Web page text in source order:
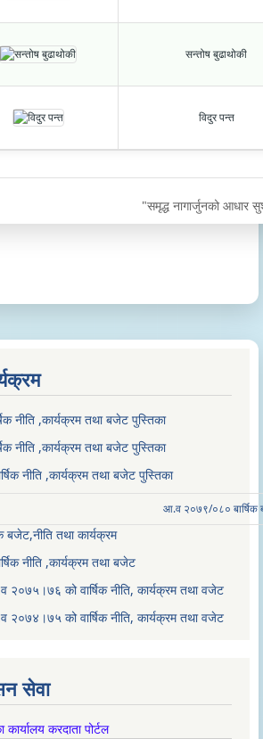
सन्तोष बुढाथोकी
विदुर पन्त
"समृद्ध नागार्जुनको आधार
नीति ,कार्यक्रम तथा बजेट पुस्तिका
नीति ,कार्यक्रम तथा बजेट पुस्तिका
नीति ,कार्यक्रम तथा बजेट पुस्तिका
आ.व २०७९/०८० बार्षिक
तथा कार्यक्रम
नीति ,कार्यक्रम तथा बजेट
२०७५।७६ को वार्षिक नीति, कार्यक्रम तथा वजेट
२०७४।७५ को वार्षिक नीति, कार्यक्रम तथा वजेट
सेवा
कार्यालय करदाता पोर्टल